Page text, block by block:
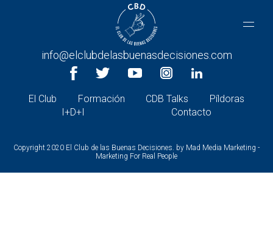
CONTACTA CON NOSOTROS
+34 966 26 30 27 |
info@elclubdelasbuenasdecisiones.com
El Club Formación CDB Talks
Píldoras
I+D+I
Contacto
Copyright 2020 El Club de las Buenas Decisiones. by Mad Media Marketing -
Marketing For Real People